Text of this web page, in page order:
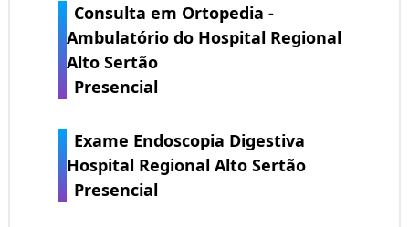
Consulta em Ortopedia -
Ambulatório do Hospital Regional
Alto Sertão
Presencial
Exame Endoscopia Digestiva
Hospital Regional Alto Sertão
Presencial